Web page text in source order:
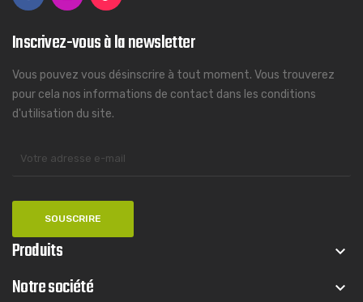
Inscrivez-vous à la newsletter
Vous pouvez vous désinscrire à tout moment. Vous trouverez
pour cela nos informations de contact dans les conditions
d'utilisation du site.
Produits keyboard_arrow_down
Notre société keyboard_arrow_down